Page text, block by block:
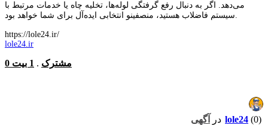
می‌دهد. اگر به دنبال رفع گرفتگی لوله‌ها، تخلیه چاه یا خدمات مرتبط با
سیستم فاضلاب هستید، منصفینو انتخابی ایده‌آل برای شما خواهد بود.
https://lole24.ir/
lole24.ir
0 مشترک . 1 بیت
lole24 (0) در آگهی